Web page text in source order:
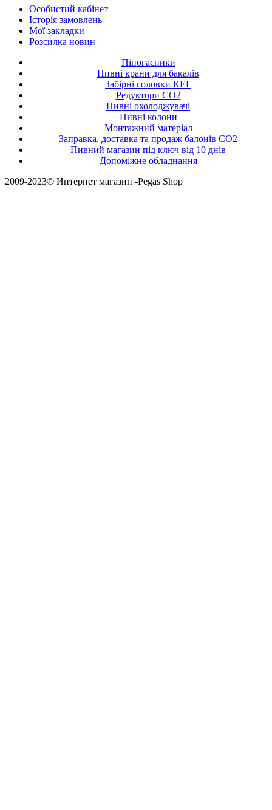
Особистий кабінет
Історія замовлень
Мої закладки
Розсилка новин
Піногасники
Пивні крани для бакалів
Забірні головки КЕГ
Редуктори СО2
Пивні охолоджувачі
Пивні колони
Монтажний матеріал
Заправка, доставка та продаж балонів CO2
Пивний магазин під ключ від 10 днів
Допоміжне обладнання
2009-2023© Интернет магазин -Pegas Shop